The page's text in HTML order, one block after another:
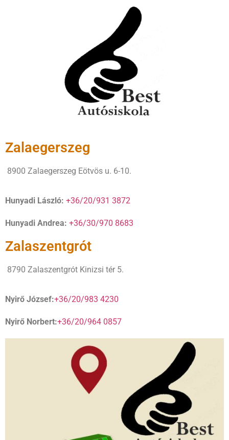
Zalaegerszeg
8900 Zalaegerszeg Eötvös u. 6-10.
Hunyadi László: +36/20/931 3872
Hunyadi Andrea: +36/30/970 8683
Zalaszentgrót
8790 Zalaszentgrót Kinizsi tér 5.
Nyirő József:+36/20/983 4230
Nyirő Norbert:+36/20/964 0857